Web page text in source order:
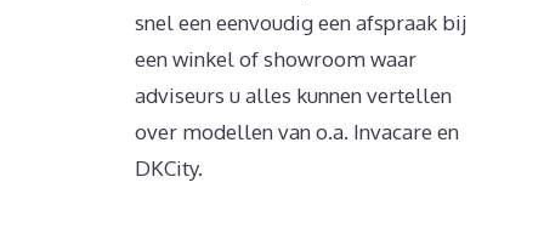
snel een eenvoudig een afspraak bij
een winkel of showroom waar
adviseurs u alles kunnen vertellen
over modellen van o.a. Invacare en
DKCity.